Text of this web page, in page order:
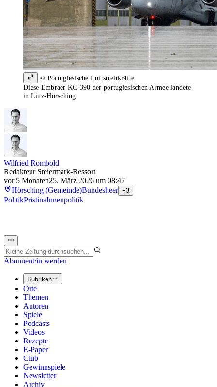
© Portugiesische Luftstreitkräfte
Diese Embraer KC-390 der portugiesischen Armee landete
in Linz-Hörsching
Wilfried Rombold
Redakteur Steiermark-Ressort
vor 5 Monaten25. März 2026 um 08:47
Hörsching (Gemeinde)Bundesheer +3
PolitikPristinaInnenpolitik
Abonnent:in werden
Rubriken
Orte
Themen
Autoren
Spiele
Podcasts
Videos
Rezepte
E-Paper
Club
Gewinnspiele
Newsletter
Archiv